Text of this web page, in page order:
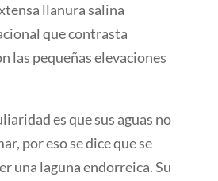
llanura salina
que contrasta
las pequeñas elevaciones
es que sus aguas no
por eso se dice que se
una laguna endorreica. Su